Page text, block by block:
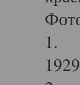
1.